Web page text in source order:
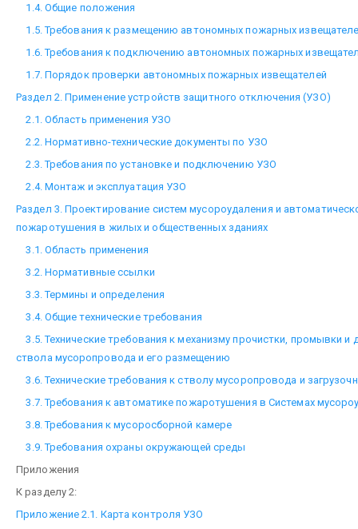
1.4. Общие положения
1.5. Требования к размещению автономных пожарных
1.6. Требования к подключению автономных пожарных
1.7. Порядок проверки автономных пожарных извещателей
Раздел 2. Применение устройств защитного отключения (УЗО)
2.1. Область применения УЗО
2.2. Нормативно-технические документы по УЗО
2.3. Требования по установке и подключению УЗО
2.4. Монтаж и эксплуатация УЗО
Раздел 3. Проектирование систем мусороудаления и
пожаротушения в жилых и общественных зданиях
3.1. Область применения
3.2. Нормативные ссылки
3.3. Термины и определения
3.4. Общие технические требования
3.5. Технические требования к механизму прочистки, промывки и
ствола мусоропровода и его размещению
3.6. Технические требования к стволу мусоропровода и
3.7. Требования к автоматике пожаротушения в Системах
3.8. Требования к мусоросборной камере
3.9. Требования охраны окружающей среды
Приложения
К разделу 2:
Приложение 2.1. Карта контроля УЗО